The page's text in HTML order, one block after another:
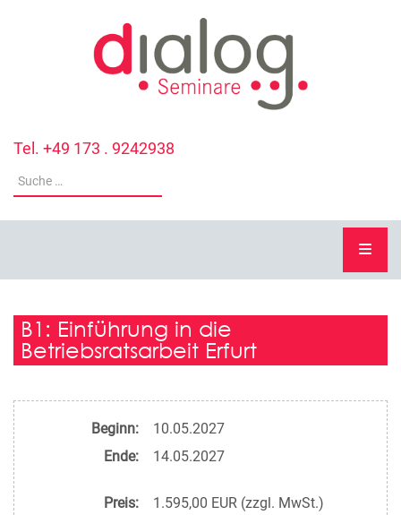
Tel. +49 173 . 9242938
B1: Einführung in die
Betriebsratsarbeit Erfurt
Beginn:
10.05.2027
Ende:
14.05.2027
Preis:
1.595,00 EUR (zzgl. MwSt.)